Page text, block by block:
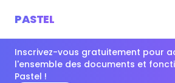
PASTEL
Inscrivez-vous gratuitement pour
l'ensemble des documents et
Pastel !